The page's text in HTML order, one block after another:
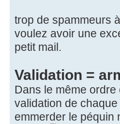
trop de spammeurs
voulez avoir une
petit mail.
Validation =
Dans le même
validation de
emmerder le péquin